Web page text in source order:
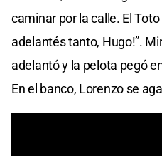
caminar por la calle. El Toto
adelantés tanto, Hugo!”.
adelantó y la pelota pegó
En el banco, Lorenzo se